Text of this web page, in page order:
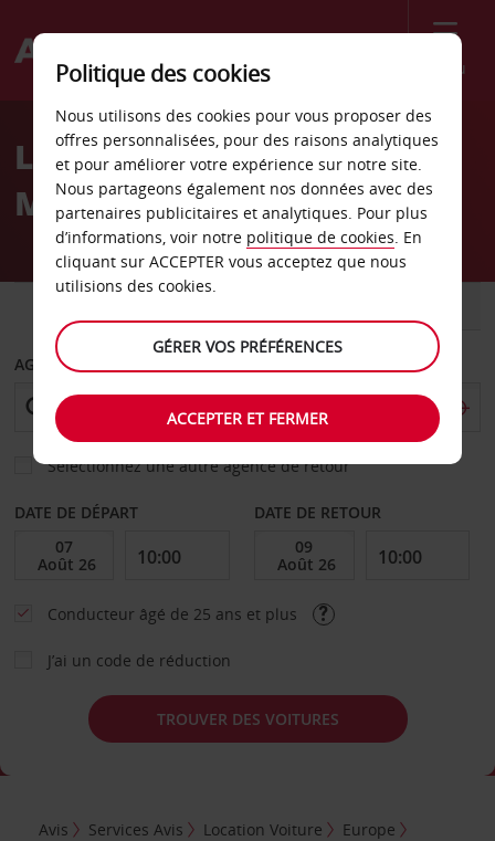
Menu
Welcome
AvisLocation de voiture à
Milan
AGENCE DE DÉPART
Sélectionnez une autre agence de retour
DATE DE DÉPART DATE DE RETOUR
Conducteur âgé de 25 ans et plus
J’ai un code de réduction
TROUVER DES VOITURES
Avis Services Avis Location Voiture
Europe
Politique des cookies
Nous utilisons des cookies pour vous proposer des
offres personnalisées, pour des raisons analytiques
et pour améliorer votre expérience sur notre site.
Nous partageons également nos données avec des
partenaires publicitaires et analytiques. Pour plus
d’informations, voir notre politique de cookies. En
cliquant sur ACCEPTER vous acceptez que nous
utilisions des cookies.
GÉRER VOS PRÉFÉRENCES
ACCEPTER ET FERMER